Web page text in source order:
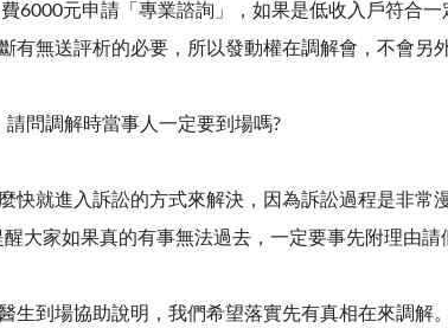
6000元申請「專業諮詢」，如果是低收入戶符合
無送評析的必要，所以發動權在調解會，不會另外
問調解時當事人一定要到場嗎?
快就進入訴訟的方式來解決，因為訴訟過程是非常
大家如果真的有事無法過去，一定要事先附理由請
生到場協助說明，我們希望落實先有真相在來調解